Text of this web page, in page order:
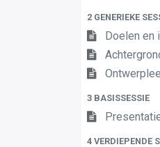
2 GENERIEKE
Doelen en
3 BASISSESSIE
4 VERDIEPENDE